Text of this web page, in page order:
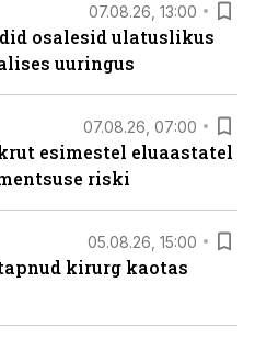
07.08.26, 13:00
osalesid ulatuslikus
uuringus
07.08.26, 07:00
esimestel eluaastatel
riski
05.08.26, 15:00
kirurg kaotas